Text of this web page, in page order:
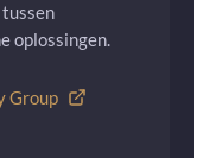
oplossingen.
Group